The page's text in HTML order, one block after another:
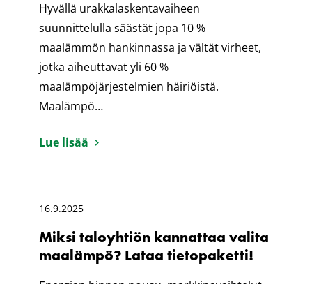
Hyvällä urakkalaskentavaiheen
suunnittelulla säästät jopa 10 %
maalämmön hankinnassa ja vältät virheet,
jotka aiheuttavat yli 60 %
maalämpöjärjestelmien häiriöistä.
Maalämpö…
Lue lisää
16.9.2025
Miksi taloyhtiön kannattaa valita
maalämpö? Lataa tietopaketti!